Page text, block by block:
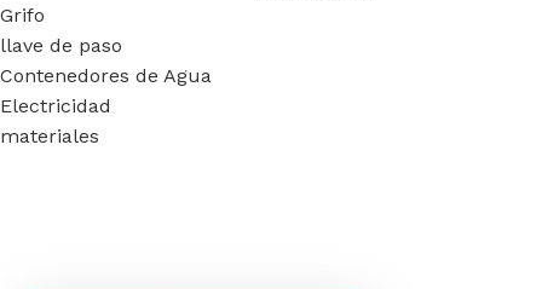
Grifo
llave de paso
Contenedores de Agua
Electricidad
materiales